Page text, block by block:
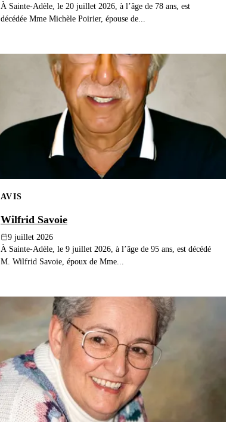
À Sainte-Adèle, le 20 juillet 2026, à l’âge de 78 ans, est
décédée Mme Michèle Poirier, épouse de...
AVIS
Wilfrid Savoie
9 juillet 2026
À Sainte-Adèle, le 9 juillet 2026, à l’âge de 95 ans, est décédé
M. Wilfrid Savoie, époux de Mme...